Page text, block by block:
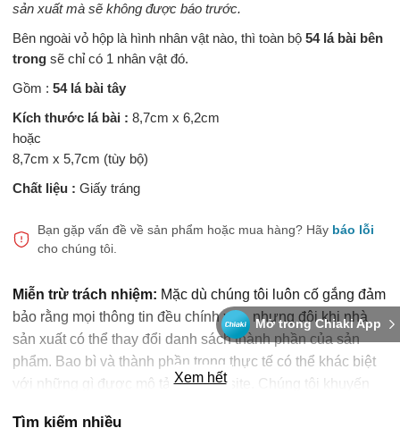
Mở trong Chiaki App
sản xuất mà sẽ không được báo trước.
Bên ngoài vỏ hộp là hình nhân vật nào, thì toàn bộ 54 lá bài bên
trong sẽ chỉ có 1 nhân vật đó.
Gồm : 54 lá bài tây
Kích thước lá bài : 8,7cm x 6,2cm
hoặc
8,7cm x 5,7cm (tùy bộ)
Chất liệu : Giấy tráng
Bạn gặp vấn đề về sản phẩm hoặc mua hàng? Hãy báo lỗi
cho chúng tôi.
Miễn trừ trách nhiệm: Mặc dù chúng tôi luôn cố gắng đảm
bảo rằng mọi thông tin đều chính xác, nhưng đôi khi nhà
sản xuất có thể thay đổi danh sách thành phần của sản
phẩm. Bao bì và thành phần trong thực tế có thể khác biệt
với những gì được mô tả trên website. Chúng tôi khuyến
Xem hết
Tìm kiếm nhiều